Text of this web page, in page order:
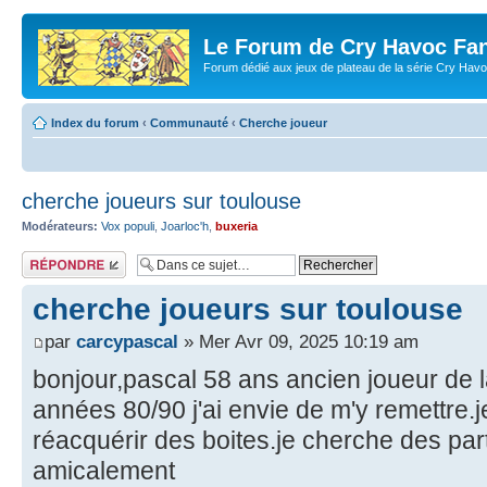
Le Forum de Cry Havoc
Forum dédié aux jeux de plateau de la série Cry
Index du forum ‹ Communauté ‹ Cherche joueur
cherche joueurs sur toulouse
Modérateurs: Vox populi Joarloc'h buxeria
Répondre
cherche joueurs sur toulouse
par carcypascal » Mer Avr 09, 2025 10:19 am
bonjour,pascal 58 ans ancien joueur de
années 80/90 j'ai envie de m'y
réacquérir des boites.je cherche des
amicalement